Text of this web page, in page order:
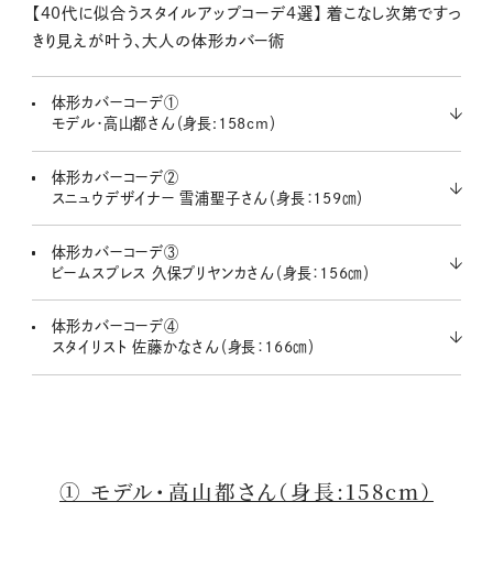
t
【40代に似合うスタイルアップコーデ4選】 着こなし次第ですっ
きり見えが叶う、大人の体形カバー術
体形カバーコーデ①
モデル・高山都さん（身長:158cm）
体形カバーコーデ②
スニュウデザイナー 雪浦聖子さん（身長：159㎝）
体形カバーコーデ③
ビームスプレス 久保プリヤンカさん（身長：156㎝）
体形カバーコーデ④
スタイリスト 佐藤かなさん（身長：166㎝）
① モデル・高山都さん（身長:158cm）